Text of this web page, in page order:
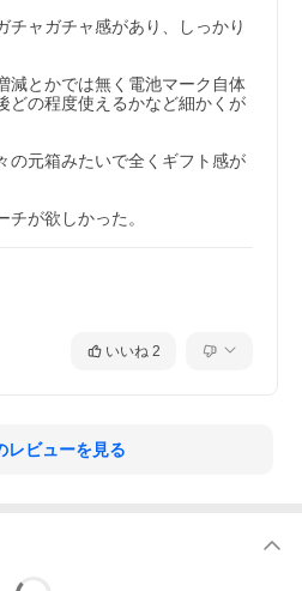
チャガチャ感があり、しっかり
減とかでは無く電池マーク自体
どの程度使えるかなど細かくが
の元箱みたいで全くギフト感が
チが欲しかった。
いいね 2
レビューを見る